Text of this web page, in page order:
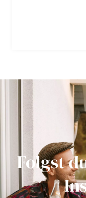
Folgst